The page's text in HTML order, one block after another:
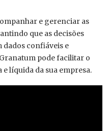
e gerenciar as
que as decisões
dados confiáveis e
pode facilitar o
líquida da sua empresa.